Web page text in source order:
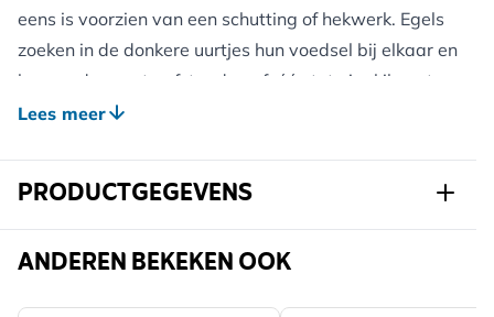
eens is voorzien van een schutting of hekwerk. Egels
zoeken in de donkere uurtjes hun voedsel bij elkaar en
leggen dan grote afstanden af, één tot vier kilometer
per nacht. Zorg dat egels gemakkelijk van tuin naar
(dodelijke) ongelukken voorkomen. De egelpoort zorg
voor een veilige doorgang. Maak een passende
opening in de schutting of hekwerk. De egelpoort kan
Lees meer
PRODUCTGEGEVENS
Art.nr. 131170119
ANDEREN BEKEKEN OOK